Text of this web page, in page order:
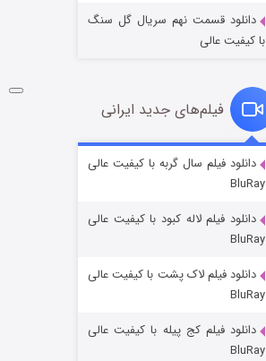
شوگر فصل ۲
قسمت
دانلود قسمت نهم سریال گل سنگ
با کیفیت عالی
فیلم‌های جدید ایرانی
دانلود فیلم سال گربه با کیفیت عالی
BluRay
دانلود فیلم لاله کبود با کیفیت عالی
BluRay
دانلود فیلم لاک پشت با کیفیت عالی
BluRay
دانلود فیلم کج‌ پیله با کیفیت عالی
BluRay